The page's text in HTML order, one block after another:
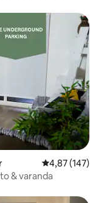
Classificação
4,87 (147)
& varanda